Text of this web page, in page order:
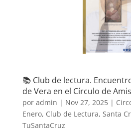
📚 Club de lectura.
de Vera en el Círculo de
por admin | Nov 27, 2025|
Enero, Club de Lectura, Santa
TuSantaCruz